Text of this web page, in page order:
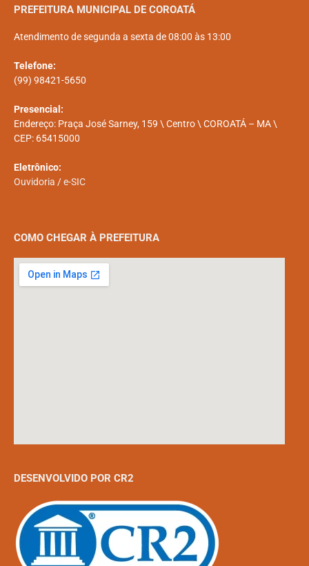
PREFEITURA MUNICIPAL DE COROATÁ
Atendimento de segunda a sexta de 08:00 às 13:00
Telefone:
(99) 98421-5650
Presencial:
Endereço: Praça José Sarney, 159 \ Centro \ COROATÁ – MA \
CEP: 65415000
Eletrônico:
Ouvidoria /e-SIC
COMO CHEGAR À PREFEITURA
DESENVOLVIDO POR CR2